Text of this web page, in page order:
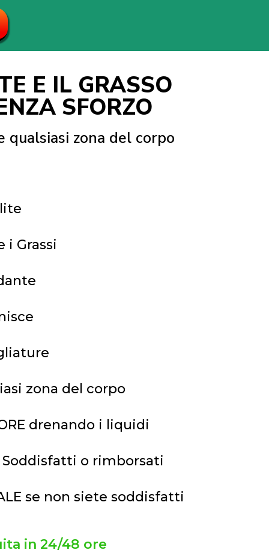
E IL GRASSO
SFORZO
zona del corpo
i Grassi
zona del corpo
drenando i liquidi
Soddisfatti o rimborsati
se non siete soddisfatti
in 24/48 ore